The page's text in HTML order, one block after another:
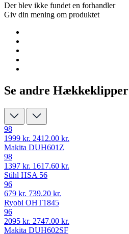
Der blev ikke fundet en forhandler
Giv din mening om produktet
Se andre Hækkeklipper
98
1999 kr. 2412.00 kr.
Makita DUH601Z
98
1397 kr. 1617.60 kr.
Stihl HSA 56
96
679 kr. 739.20 kr.
Ryobi OHT1845
96
2095 kr. 2747.00 kr.
Makita DUH602SF